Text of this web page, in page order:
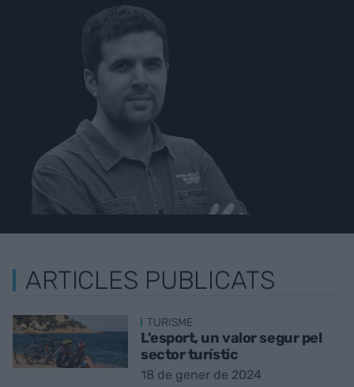
ARTICLES PUBLICATS
TURISME
L'esport, un valor segur pel
sector turístic
18 de gener de 2024